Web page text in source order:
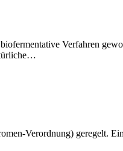
Verfahren
…
Verordnung) geregelt.